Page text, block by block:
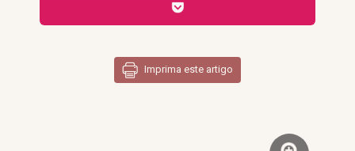
Imprima este artigo